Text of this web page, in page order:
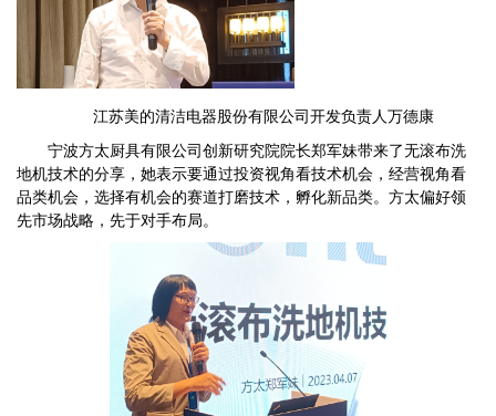
江苏美的清洁电器股份有限公司开发负责人万德康
宁波方太厨具有限公司创新研究院院长郑军妹带来了无滚布洗
地机技术的分享，她表示要通过投资视角看技术机会，经营视角看
品类机会，选择有机会的赛道打磨技术，孵化新品类。方太偏好领
先市场战略，先于对手布局。